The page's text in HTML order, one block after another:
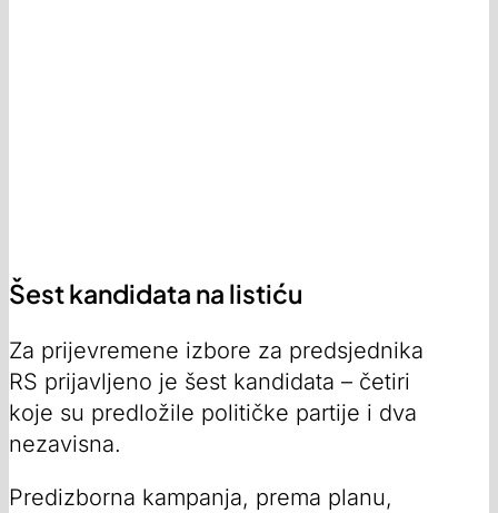
Šest kandidata na listiću
Za prijevremene izbore za predsjednika
RS prijavljeno je šest kandidata – četiri
koje su predložile političke partije i dva
nezavisna.
Predizborna kampanja, prema planu,